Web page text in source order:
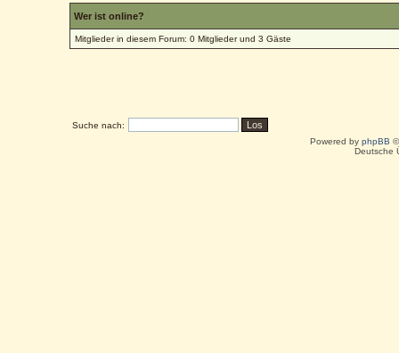
Wer ist online?
Mitglieder in diesem Forum: 0 Mitglieder und 3 Gäste
Suche nach:
Powered by phpBB
Deutsche